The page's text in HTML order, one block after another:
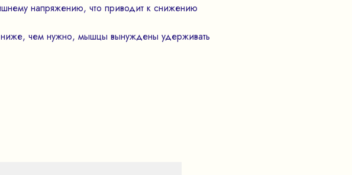
напряжению, что приводит к снижению
чем нужно, мышцы вынуждены удерживать